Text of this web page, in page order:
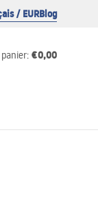
/ EURBlog
: €0,00